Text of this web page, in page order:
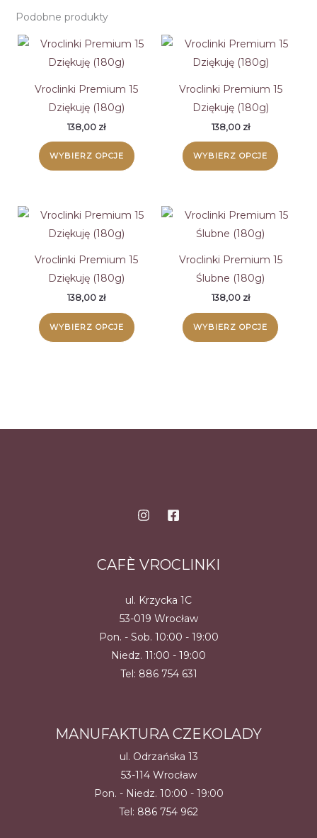
Podobne produkty
Vroclinki Premium 15
Dziękuję (180g)
138,00 zł
WYBIERZ OPCJE
Vroclinki Premium 15
Dziękuję (180g)
138,00 zł
WYBIERZ OPCJE
Vroclinki Premium 15
Dziękuję (180g)
138,00 zł
WYBIERZ OPCJE
Vroclinki Premium 15
Ślubne (180g)
138,00 zł
WYBIERZ OPCJE
CAFÈ VROCLINKI
ul. Krzycka 1C
53-019 Wrocław
Pon. - Sob. 10:00 - 19:00
Niedz. 11:00 - 19:00
Tel: 886 754 631
MANUFAKTURA CZEKOLADY
ul. Odrzańska 13
53-114 Wrocław
Pon. - Niedz. 10:00 - 19:00
Tel: 886 754 962